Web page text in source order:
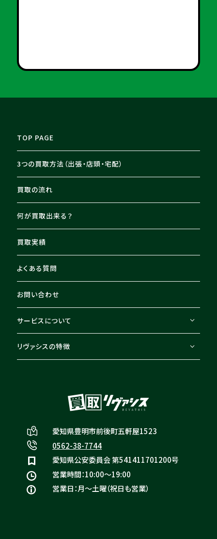
愛知県豊明市前後町五軒屋1523
0562-38-7744
愛知県公安委員会 第541411701200号
営業時間：10:00〜19:00
営業日：月〜土曜（祝日も営業）
TOP PAGE
3つの買取方法（出張・店頭・宅配）
買取の流れ
何が買取出来る？
買取実績
よくある質問
お問い合わせ
サービスについて
リヴァシスの特徴